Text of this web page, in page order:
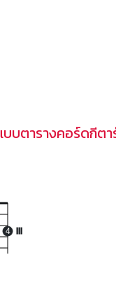
บบตารางคอร์ดกีต
4